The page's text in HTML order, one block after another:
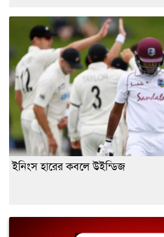
ইনিংস হারের কবলে উইন্ডিজ